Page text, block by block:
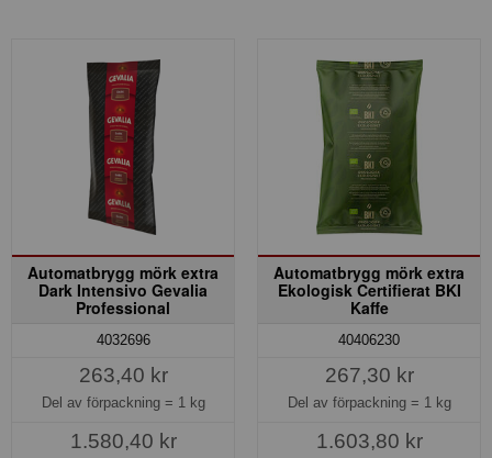
Automatbrygg mörk extra
Dark Intensivo Gevalia
Professional
4032696
263,40 kr
Del av förpackning = 1 kg
1.580,40 kr
Automatbrygg mörk extra
Ekologisk Certifierat BKI
Kaffe
40406230
267,30 kr
Del av förpackning = 1 kg
1.603,80 kr